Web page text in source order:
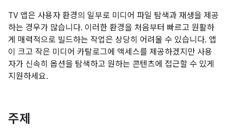
TV 앱은 사용자 환경의 일부로 미디어 파일 탐색과 재생을 제공
하는 경우가 많습니다. 이러한 환경을 처음부터 빠르고 원활하
게 매력적으로 빌드하는 작업은 상당히 어려울 수 있습니다. 앱
이 크고 작은 미디어 카탈로그에 액세스를 제공하겠지만 사용
자가 신속히 옵션을 탐색하고 원하는 콘텐츠에 접근할 수 있게
지원하세요.
주제